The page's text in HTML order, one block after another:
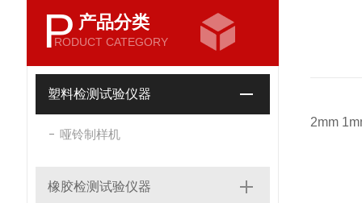
P 产品分类
RODUCT CATEGORY
塑料检测试验仪器
哑铃制样机
橡胶检测试验仪器
2mm